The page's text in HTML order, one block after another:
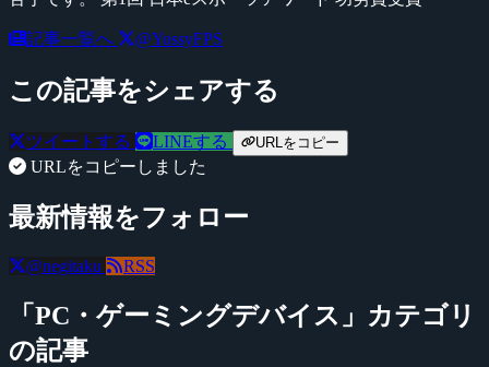
記事一覧へ @YossyFPS
この記事をシェアする
ツイートする LINEする URLをコピー
URLをコピーしました
最新情報をフォロー
@negitaku RSS
「PC・ゲーミングデバイス」カテゴリ
の記事